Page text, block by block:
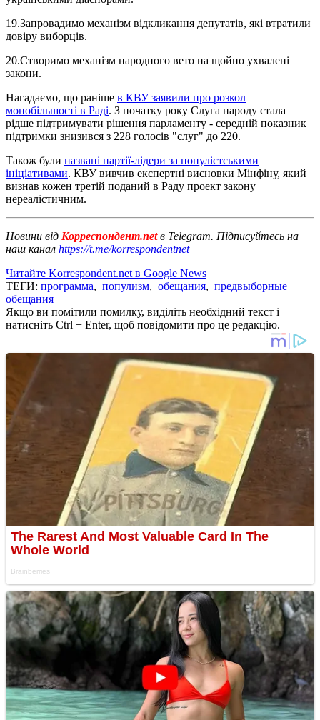
19.Запровадимо механізм відкликання депутатів, які втратили
довіру виборців.
20.Створимо механізм народного вето на щойно ухвалені
закони.
Нагадаємо, що раніше в КВУ заявили про розкол
монобільшості в Раді. З початку року Слуга народу стала
рідше підтримувати рішення парламенту - середній показник
підтримки знизився з 228 голосів "слуг" до 220.
Також були названі партії-лідери за популістськими
ініціативами. КВУ вивчив експертні висновки Мінфіну, який
визнав кожен третій поданий в Раду проект закону
нереалістичним.
Новини від Корреспондент.netв Telegram. Підписуйтесь на
наш канал https://t.me/korrespondentnet
Читайте Korrespondent.net в Google News
ТЕГИ: программа, популизм, обещания, предвыборные
обещания
Якщо ви помітили помилку, виділіть необхідний текст і
натисніть Ctrl + Enter, щоб повідомити про це редакцію.